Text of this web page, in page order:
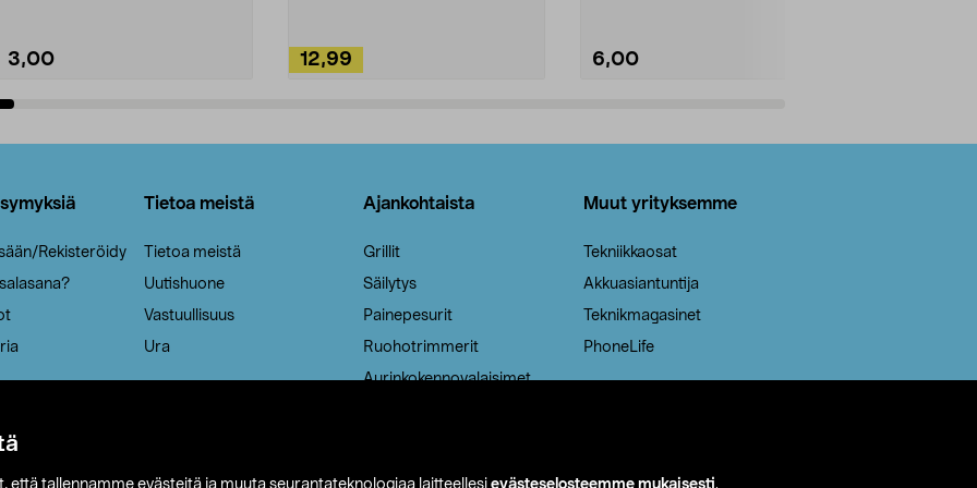
että tallennamme evästeitä ja muuta seurantateknologiaa laitteellesi evästeselosteemme mukaisesti.
3,00 12,99 6,00
Rekisteröidy
Tietoa meistä
Tietoa meistä
Uutishuone
Vastuullisuus
Ura
Ajankohtaista
Grillit
Säilytys
Painepesurit
Ruohotrimmerit
Aurinkokennovalaisimet
Muut yrityksemme
Tekniikkaosat
Akkuasiantuntija
Teknikmagasinet
PhoneLife